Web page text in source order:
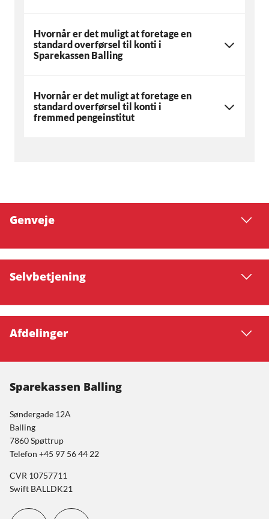
Hvornår er det muligt at foretage en
standard overførsel til konti i
Sparekassen Balling
Hvornår er det muligt at foretage en
standard overførsel til konti i
fremmed pengeinstitut
Genveje
Selvbetjening
Afdelinger
Sparekassen Balling
Søndergade 12A
Balling
7860 Spøttrup
Telefon +45 97 56 44 22
CVR 10757711
Swift BALLDK21